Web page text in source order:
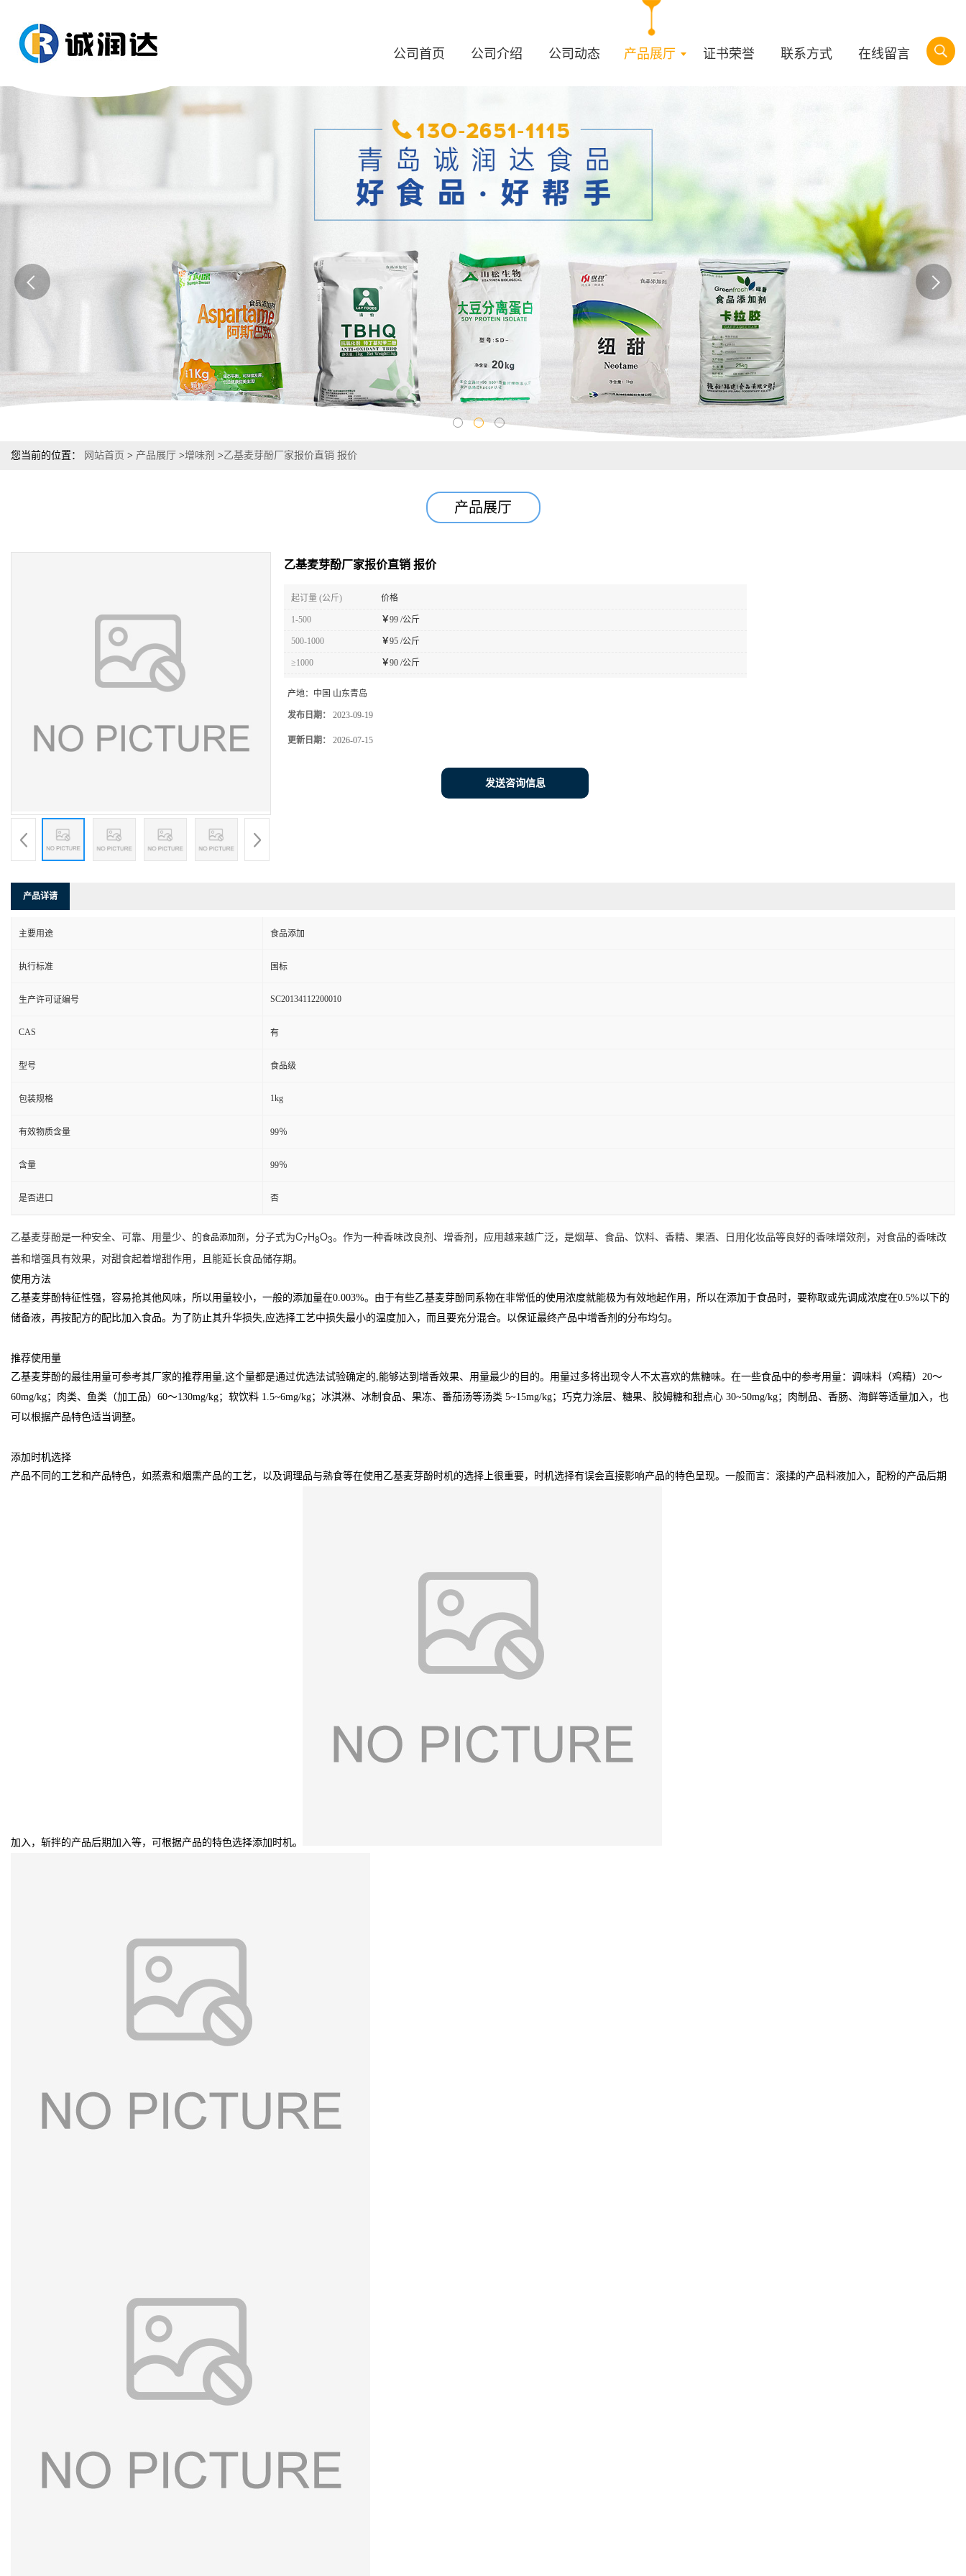
公司首页 公司介绍 公司动态 产品展厅 证书荣誉 联系方式 在线留言
您当前的位置： 网站首页 > 产品展厅 >增味剂 >乙基麦芽酚厂家报价直销 报价
产品展厅
乙基麦芽酚厂家报价直销 报价
起订量 (公斤) 价格
1-500 ￥99 /公斤
500-1000 ￥95 /公斤
≥1000 ￥90 /公斤
产地： 中国 山东青岛
发布日期： 2023-09-19
更新日期： 2026-07-15
发送咨询信息
产品详请
主要用途 食品添加
执行标准 国标
生产许可证编号 SC20134112200010
CAS 有
型号 食品级
包装规格 1kg
有效物质含量 99％
含量 99％
是否进口 否
乙基麦芽酚是一种安全、可靠、用量少、的食品添加剂 ，分子式为C7H8O3。作为一种香味改良剂、增香剂，应用越来越广泛，是烟草、食品、饮料、香精、果酒、日用化妆品等良好的香味增效剂，对食品的香味改
善和增强具有效果，对甜食起着增甜作用，且能延长食品储存期。
使用方法
乙基麦芽酚特征性强，容易抢其他风味，所以用量较小，一般的添加量在0.003%。由于有些乙基麦芽酚同系物在非常低的使用浓度就能极为有效地起作用，所以在添加于食品时，要称取或先调成浓度在0.5%以下的
储备液，再按配方的配比加入食品。为了防止其升华损失,应选择工艺中损失最小的温度加入，而且要充分混合。以保证最终产品中增香剂的分布均匀。
推荐使用量
乙基麦芽酚的最徍用量可参考其厂家的推荐用量,这个量都是通过优选法试验确定的,能够达到增香效果、用量最少的目的。用量过多将出现令人不太喜欢的焦糖味。在一些食品中的参考用量：调味料（鸡精）20～
60mg/kg；肉类、鱼类（加工品）60～130mg/kg；软饮料 1.5~6mg/kg；冰淇淋、冰制食品、果冻、番茄汤等汤类 5~15mg/kg；巧克力涂层、糖果、胶姆糖和甜点心 30~50mg/kg；肉制品、香肠、海鲜等适量加入，也
可以根据产品特色适当调整。
添加时机选择
产品不同的工艺和产品特色，如蒸煮和烟熏产品的工艺，以及调理品与熟食等在使用乙基麦芽酚时机的选择上很重要，时机选择有误会直接影响产品的特色呈现。一般而言：滚揉的产品料液加入，配粉的产品后期
加入，斩拌的产品后期加入等，可根据产品的特色选择添加时机。